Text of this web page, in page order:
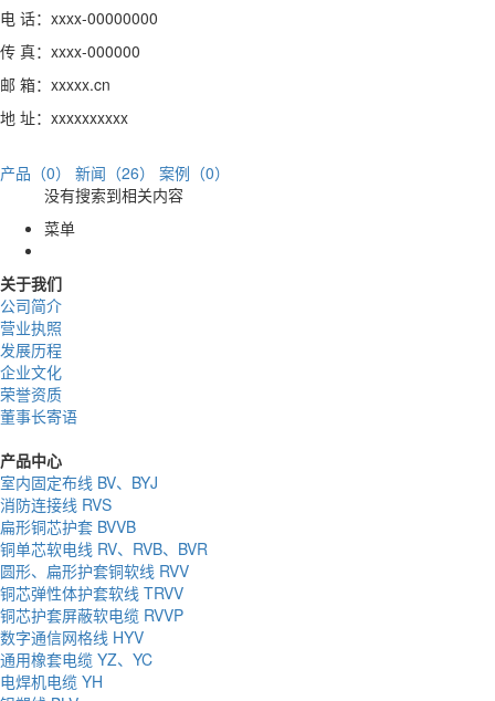
电 话：xxxx-00000000
传 真：xxxx-000000
邮 箱：xxxxx.cn
地 址：xxxxxxxxxx
产品（0） 新闻（26）
案例（0）
没有搜索到相关内容
菜单
关于我们
公司简介
营业执照
发展历程
企业文化
荣誉资质
董事长寄语
产品中心
室内固定布线 BV、BYJ
消防连接线 RVS
扁形铜芯护套 BVVB
铜单芯软电线 RV、RVB、BVR
圆形、扁形护套铜软线 RVV
铜芯弹性体护套软线 TRVV
铜芯护套屏蔽软电缆 RVVP
数字通信网格线 HYV
通用橡套电缆 YZ、YC
电焊机电缆 YH